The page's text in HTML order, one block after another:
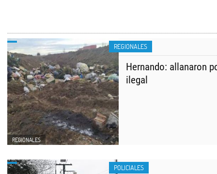
REGIONALES
REGIONALES
Hernando: allanaron
ilegal
POLICIALES